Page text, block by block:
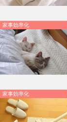
家事効率化
家事効率化